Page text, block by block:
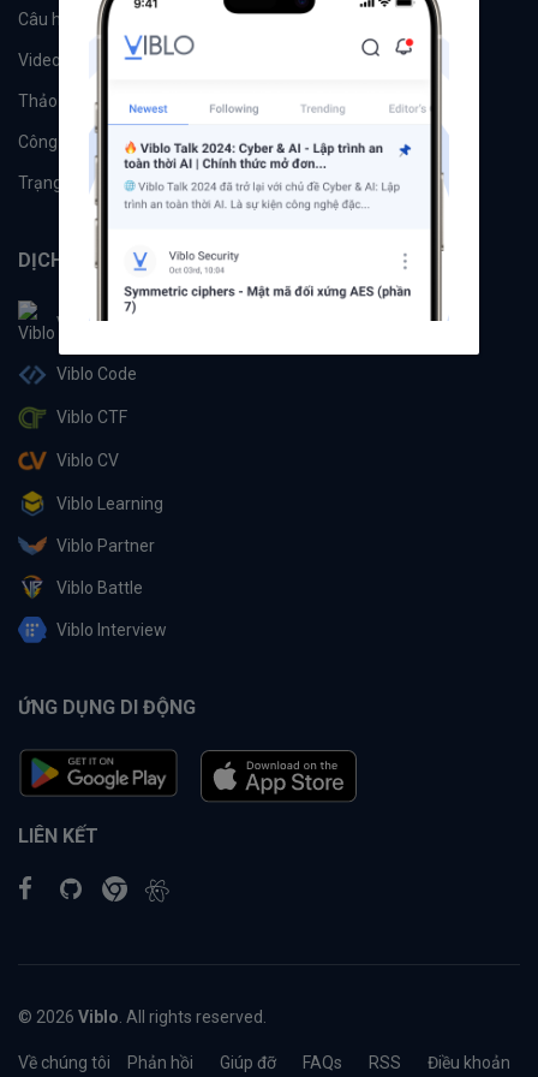
Câu hỏi Tags
Videos
Thảo luận Đề xuất hệ thống
Công cụ Machine Learning
Trạng thái hệ thống
DỊCH VỤ
Viblo
Viblo Code
Viblo CTF
Viblo CV
Viblo Learning
Viblo Partner
Viblo Battle
Viblo Interview
ỨNG DỤNG DI ĐỘNG
LIÊN KẾT
© 2026 Viblo . All rights reserved.
Về chúng tôi Phản hồi Giúp đỡ FAQs RSS Điều khoản